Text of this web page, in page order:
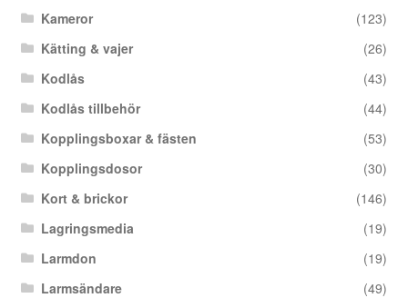
Kameror
(123)
Kätting & vajer
(26)
Kodlås
(43)
Kodlås tillbehör
(44)
Kopplingsboxar & fästen
(53)
Kopplingsdosor
(30)
Kort & brickor
(146)
Lagringsmedia
(19)
Larmdon
(19)
Larmsändare
(49)